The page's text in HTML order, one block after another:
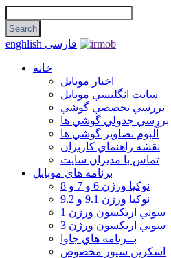
enghlish فارسی
خانه
اخبار موبایل
سايت انگليسي موبايل
بررسي تخصصي گوشي
بررسي جدولي گوشي ها
آلبوم تصاوير گوشي ها
نقشه راهنماي كاربران
تماس با مديران سايت
برنامه هاي موبايل
نوکیا ورژن 6 و 7 و 8
نوکیا ورژن 9.1 و 9.2
سوني اريكسون ورژن 1
سوني اريكسون ورژن 3
بــرنامه هاي جاوا
اسكرين سيور مخصوص